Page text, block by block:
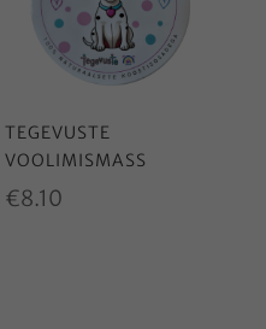
TEGEVUSTE
VOOLIMISMASS
€8.10